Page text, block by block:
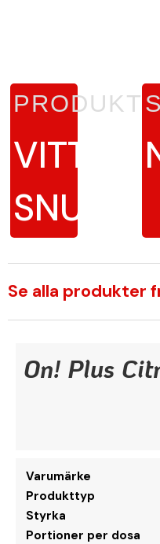
VITT
SNUS
Se alla produkter
On! Plus
Varumärke
Produkttyp
Styrka
Portioner per dosa